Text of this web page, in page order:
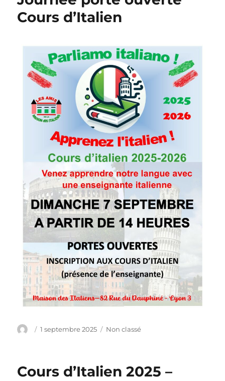
Cours d’Italien
Auteur
Publié
1 septembre 2025 Catégories
Non classé
Cours d’Italien 2025 –